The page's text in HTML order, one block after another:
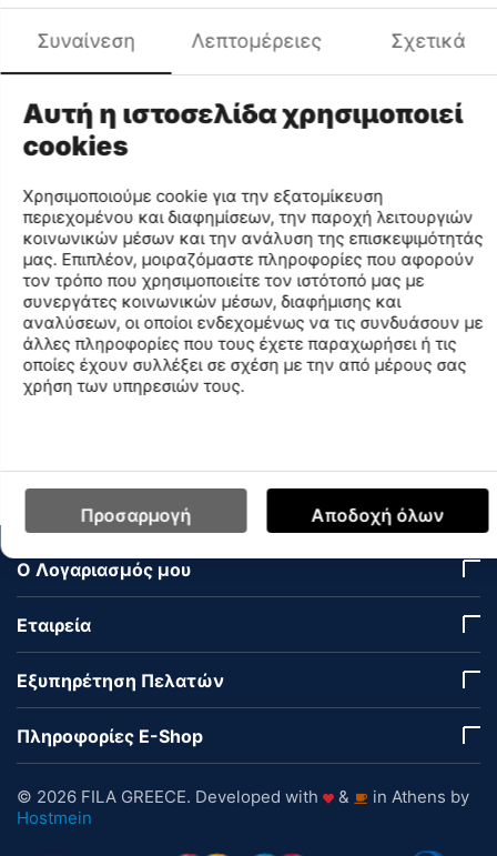
ιδανική επιλογή για άνεση και ξεκούραση σε κάθε σας
βήμα. Ο μοντέρνος σχεδιασμός τους συνδυάζει άψογα
την κομψότητα με την πρακτικότητα, προσφέροντας
απαράμιλλη άνεση και στήριξη για καθημερινή χρήση.
Ιδανικές για χρήση στο σπίτι ή για χαλαρές βόλτες, οι
BADEPANTOLETTE γίνονται ο σύμμαχός σας στην
αναζήτηση της απόλυτης άνεσης όλη την ημέρα.
Με σόλα που απορροφά τους κραδασμούς και παρέχει
εξαιρετική σταθερότητα, αυτές οι παντόφλες είναι
φτιαγμένες να διαρκούν. Η μοντέρνα τους εμφάνιση τις
καθιστά την τέλεια επιλογή για όσες θέλουν να
συνδυάζουν τη μόδα με τη λειτουργικότητα,
προσφέροντας άνεση χωρίς να θυσιάζουν το στυλ. Με τις
BADEPANTOLETTE, κάθε σας βήμα είναι μία απόλαυση!
Ο Λογαριασμός μου
Εταιρεία
Εξυπηρέτηση Πελατών
Πληροφορίες E-Shop
© 2026 FILA GREECE. Developed with &
in Athens by
Hostmein
Συναίνεση Λεπτομέρειες Σχετικά
Αυτή η ιστοσελίδα χρησιμοποιεί
cookies
Χρησιμοποιούμε cookie για την εξατομίκευση
περιεχομένου και διαφημίσεων, την παροχή λειτουργιών
κοινωνικών μέσων και την ανάλυση της επισκεψιμότητάς
μας. Επιπλέον, μοιραζόμαστε πληροφορίες που αφορούν
τον τρόπο που χρησιμοποιείτε τον ιστότοπό μας με
συνεργάτες κοινωνικών μέσων, διαφήμισης και
αναλύσεων, οι οποίοι ενδεχομένως να τις συνδυάσουν με
άλλες πληροφορίες που τους έχετε παραχωρήσει ή τις
οποίες έχουν συλλέξει σε σχέση με την από μέρους σας
χρήση των υπηρεσιών τους.
Προσαρμογή Αποδοχή όλων